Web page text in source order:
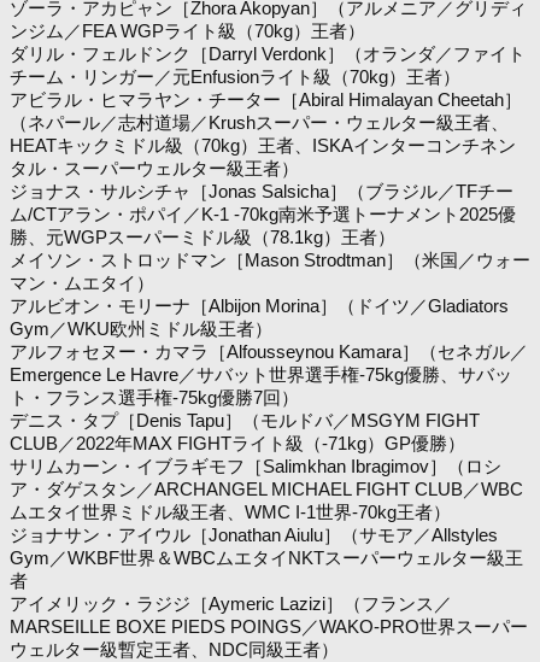
ゾーラ・アカピャン［Zhora Akopyan］（アルメニア／グリディ
ンジム／FEA WGPライト級（70kg）王者）
ダリル・フェルドンク［Darryl Verdonk］（オランダ／ファイト
チーム・リンガー／元Enfusionライト級（70kg）王者）
アビラル・ヒマラヤン・チーター［Abiral Himalayan Cheetah］
（ネパール／志村道場／Krushスーパー・ウェルター級王者、
HEATキックミドル級（70kg）王者、ISKAインターコンチネン
タル・スーパーウェルター級王者）
ジョナス・サルシチャ［Jonas Salsicha］（ブラジル／TFチー
ム/CTアラン・ポパイ／K-1 -70kg南米予選トーナメント2025優
勝、元WGPスーパーミドル級（78.1kg）王者）
メイソン・ストロッドマン［Mason Strodtman］（米国／ウォー
マン・ムエタイ）
アルビオン・モリーナ［Albijon Morina］（ドイツ／Gladiators
Gym／WKU欧州ミドル級王者）
アルフォセヌー・カマラ［Alfousseynou Kamara］（セネガル／
Emergence Le Havre／サバット世界選手権-75kg優勝、サバッ
ト・フランス選手権-75kg優勝7回）
デニス・タプ［Denis Tapu］（モルドバ／MSGYM FIGHT
CLUB／2022年MAX FIGHTライト級（-71kg）GP優勝）
サリムカーン・イブラギモフ［Salimkhan Ibragimov］（ロシ
ア・ダゲスタン／ARCHANGEL MICHAEL FIGHT CLUB／WBC
ムエタイ世界ミドル級王者、WMC I-1世界-70kg王者）
ジョナサン・アイウル［Jonathan Aiulu］（サモア／Allstyles
Gym／WKBF世界＆WBCムエタイNKTスーパーウェルター級王
者
アイメリック・ラジジ［Aymeric Lazizi］（フランス／
MARSEILLE BOXE PIEDS POINGS／WAKO-PRO世界スーパー
ウェルター級暫定王者、NDC同級王者）